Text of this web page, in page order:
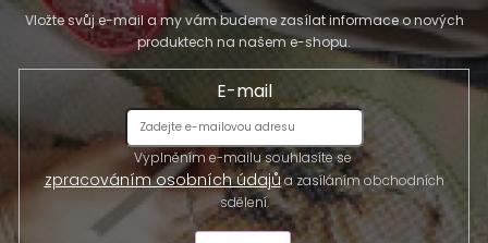
Vložte svůj e-mail a my vám budeme zasílat informace o nových
produktech na našem e-shopu.
E-mail
Vyplněním e-mailu souhlasíte se
zpracováním osobních údajůa zasíláním obchodních
sdělení.